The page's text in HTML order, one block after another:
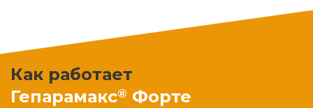
Как работает
Гепарамакс® Форте